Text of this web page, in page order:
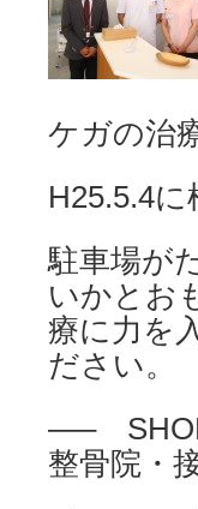
ケガの治
H25.5.4
駐車場が
いかとお
療に力を
ださい。
—–
整骨院・